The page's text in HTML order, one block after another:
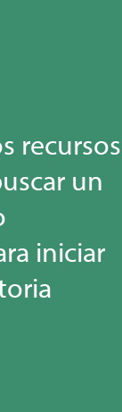
recursos
un
iniciar